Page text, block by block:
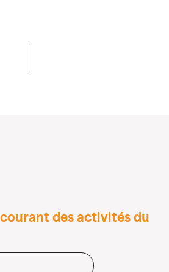
courant des activités du